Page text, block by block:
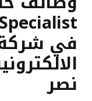
في شركة
نصر